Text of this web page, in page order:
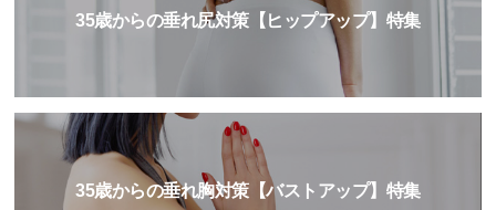
35歳からの垂れ尻対策【ヒップアップ】特集
35歳からの垂れ胸対策【バストアップ】特集